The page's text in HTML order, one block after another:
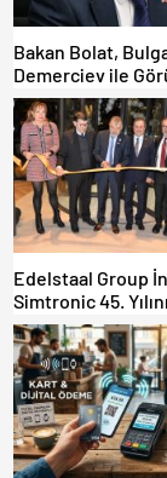
Bakan Bolat,
Demerciev ile
Kapılarında “EES”
Yoğunluğu Masaya
Edelstaal Group
Simtronic 45.
Hotelde Kutladı